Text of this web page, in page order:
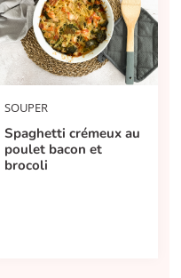
SOUPER
Spaghetti crémeux au
poulet bacon et
brocoli